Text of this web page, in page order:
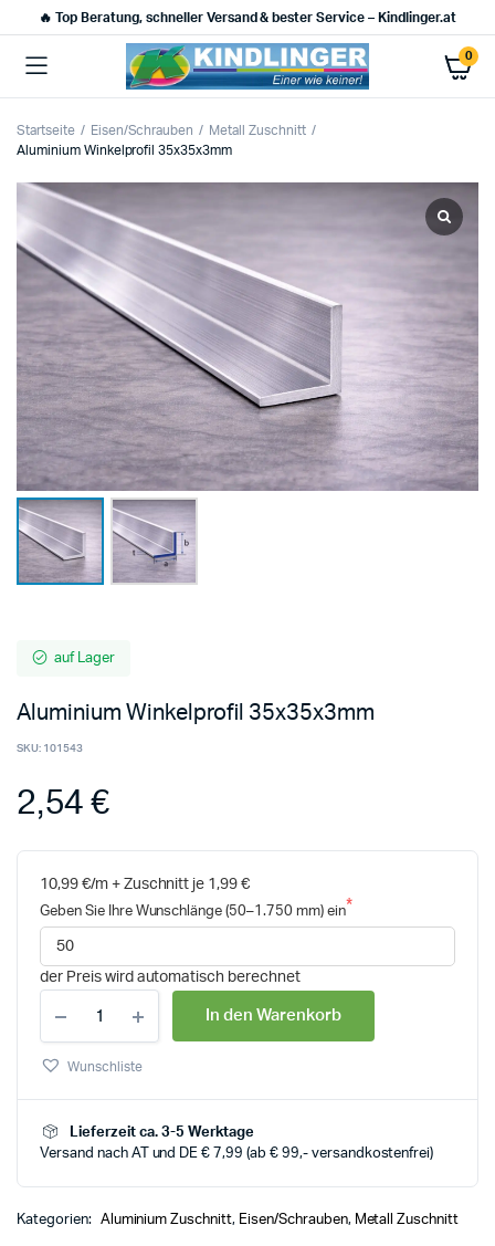
🔥 Top Beratung, schneller Versand & bester Service – Kindlinger.at
0
Startseite Eisen/Schrauben
Metall Zuschnitt
Aluminium Winkelprofil 35x35x3mm
auf Lager
Aluminium Winkelprofil 35x35x3mm
SKU: 101543
2,54 €
10,99 €/m + Zuschnitt je 1,99 €
Geben Sie Ihre Wunschlänge (50–1.750 mm) ein
der Preis wird automatisch berechnet
In den Warenkorb
Wunschliste
Lieferzeit ca. 3-5 Werktage
Versand nach AT und DE € 7,99 (ab € 99,- versandkostenfrei)
Kategorien: Aluminium Zuschnitt, Eisen/Schrauben, Metall Zuschnitt